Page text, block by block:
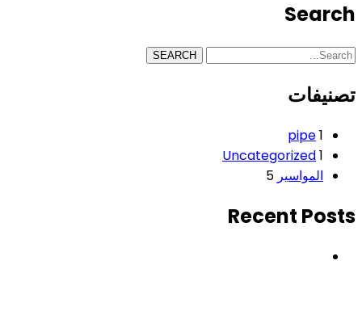
Search
SEARCH
تصنيفات
pipe1
Uncategorized1
المواسير 5
Recent Posts